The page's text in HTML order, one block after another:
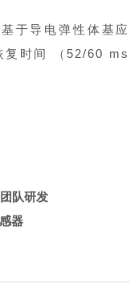
于导电弹性体基
时间 （52/60